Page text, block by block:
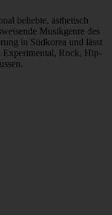
beliebte, ästhetisch
Musikgenre des
in Südkorea und lässt
Experimental, Rock, Hip-